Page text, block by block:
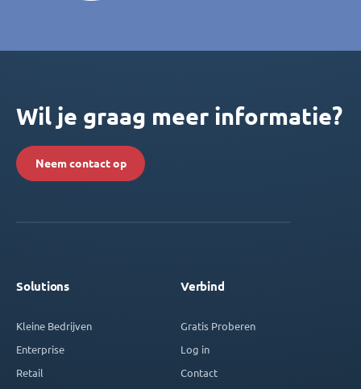
Wil je graag meer informatie?
Neem contact op
Solutions
Kleine Bedrijven
Enterprise
Retail
Verbind
Gratis Proberen
Log in
Contact